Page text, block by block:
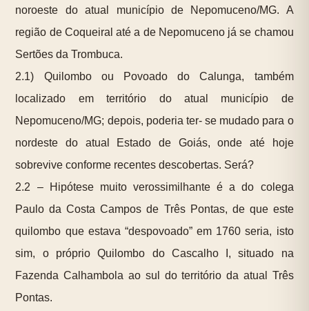
noroeste do atual município de Nepomuceno/MG. A
região de Coqueiral até a de Nepomuceno já se chamou
Sertões da Trombuca.
2.1) Quilombo ou Povoado do Calunga, também
localizado em território do atual município de
Nepomuceno/MG; depois, poderia ter- se mudado para o
nordeste do atual Estado de Goiás, onde até hoje
sobrevive conforme recentes descobertas. Será?
2.2 – Hipótese muito verossimilhante é a do colega
Paulo da Costa Campos de Três Pontas, de que este
quilombo que estava “despovoado” em 1760 seria, isto
sim, o próprio Quilombo do Cascalho I, situado na
Fazenda Calhambola ao sul do território da atual Três
Pontas.